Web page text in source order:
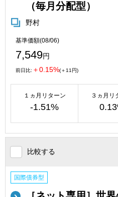
（毎月分配型）
野村
基準価額(08/06)
7,549円
前日比: ＋0.15%(＋11円)
１ヵ月リターン
-1.51%
３ヵ月リ
比較する
国際債券型